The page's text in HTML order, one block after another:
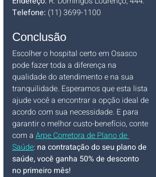
Telefone: (11) 3699-1100
Conclusão
Escolher o hospital certo em Osasco
pode fazer toda a diferença na
qualidade do atendimento e na sua
tranquilidade. Esperamos que esta lista
ajude você a encontrar a opção ideal de
acordo com sua necessidade. E para
garantir o melhor custo-benefício, conte
com a Arpe Corretora de Plano de
Saúde: na contratação do seu plano de
saúde, você ganha 50% de desconto
no primeiro mês!